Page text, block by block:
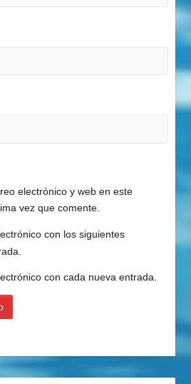
electrónico y web en este
vez que comente.
con los siguientes
con cada nueva entrada.